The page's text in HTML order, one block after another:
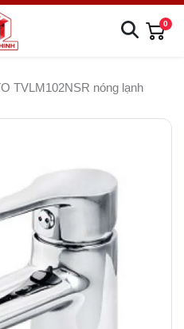
0
TVLM102NSR nóng lạnh